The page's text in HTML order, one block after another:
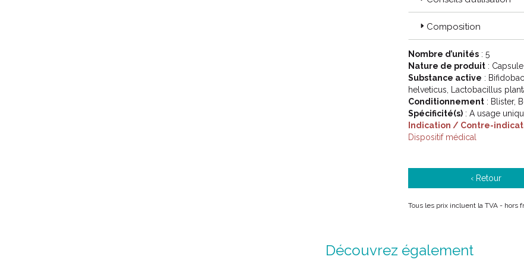
Santé de la femme.
Ménopause.
Médecine générale.
Composition
Nombre d’unités : 5
Nature de produit :
Substance active :
helveticus, Lactobacillus
Conditionnement : Blister,
Spécificité(s) : A usage
Indication / Contre-
Dispositif médical
‹ Retour
Tous les prix incluent la TVA -
Découvrez également